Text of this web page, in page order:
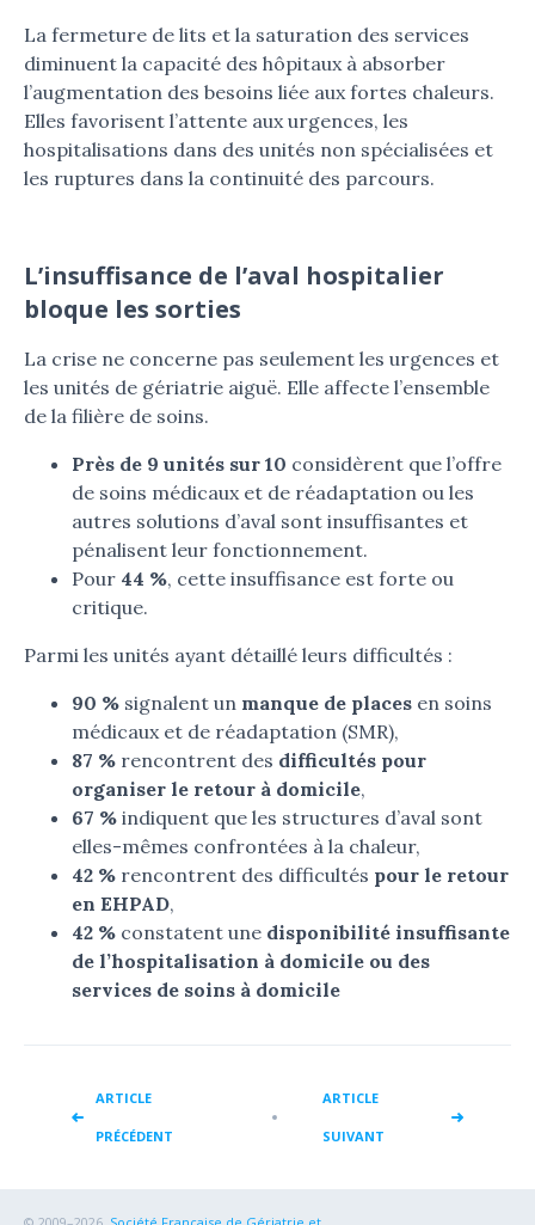
La fermeture de lits et la saturation des services
diminuent la capacité des hôpitaux à absorber
l’augmentation des besoins liée aux fortes chaleurs.
Elles favorisent l’attente aux urgences, les
hospitalisations dans des unités non spécialisées et
les ruptures dans la continuité des parcours.
L’insuffisance de l’aval hospitalier
bloque les sorties
La crise ne concerne pas seulement les urgences et
les unités de gériatrie aiguë. Elle affecte l’ensemble
de la filière de soins.
Près de 9 unités sur 10 considèrent que l’offre
de soins médicaux et de réadaptation ou les
autres solutions d’aval sont insuffisantes et
pénalisent leur fonctionnement.
Pour 44 %, cette insuffisance est forte ou
critique.
Parmi les unités ayant détaillé leurs difficultés :
90 % signalent un manque de places en soins
médicaux et de réadaptation (SMR),
87 % rencontrent des difficultés pour
organiser le retour à domicile,
67 % indiquent que les structures d’aval sont
elles-mêmes confrontées à la chaleur,
42 % rencontrent des difficultés pour le retour
en EHPAD,
42 % constatent une disponibilité insuffisante
de l’hospitalisation à domicile ou des
services de soins à domicile
ARTICLE
PRÉCÉDENT
ARTICLE
SUIVANT